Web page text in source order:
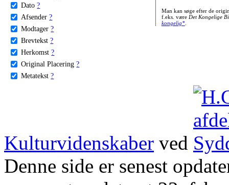
Dato ?
Afsender ?
Modtager ?
Brevtekst ?
Herkomst ?
Original Placering ?
Metatekst ?
Man kan søge efter de
f.eks. være Det Kongelige
kongelig*.
Kulturvidenskaber ved
Denne side er senest